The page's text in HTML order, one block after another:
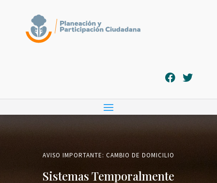
AVISO IMPORTANTE: CAMBIO DE DOMICILIO
Sistemas Temporalmente